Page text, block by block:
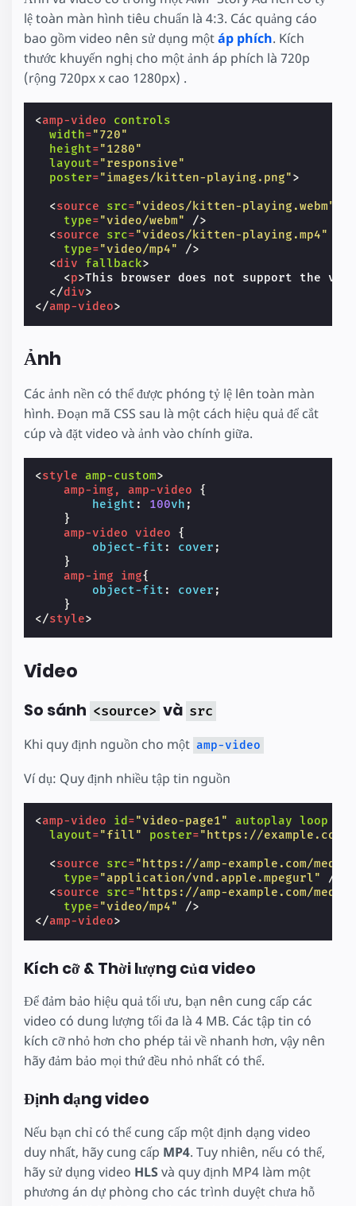
lệ toàn màn hình tiêu chuẩn là 4:3. Các quảng cáo
bao gồm video nên sử dụng mộtáp phích. Kích
thước khuyến nghị cho một ảnh áp phích là 720p
(rộng 720px x cao 1280px) .
<amp-video
controls
width="720"
height="1280"
layout="responsive"
poster="images/kitten-playing.png">
<source src="videos/kitten-playing.webm"
type="video/webm"
/>
<source src="videos/kitten-playing.mp4"
type="video/mp4"
/>
<div fallback>
<p>This browser does not support the
</div>
</amp-video>
Ảnh
Các ảnh nền có thể được phóng tỷ lệ lên toàn màn
hình. Đoạn mã CSS sau là một cách hiệu quả để cắt
cúp và đặt video và ảnh vào chính giữa.
<style amp-custom>
amp-img , amp-video
{
height : 100vh ;
}
amp-video
video
{
object-fit : cover ;
}
amp-img
img{
object-fit : cover ;
}
</style>
Video
So sánh <source> và src
Khi quy định nguồn cho một amp-video
Ví dụ: Quy định nhiều tập tin nguồn
<amp-video id ="video-page1" autoplay
loop
layout="fill" poster="https://example.com/
<source src="https://amp-example.com/media/
type="application/vnd.apple.mpegurl"
/>
<source src="https://amp-example.com/
type="video/mp4"
/>
</amp-video>
Kích cỡ & Thời lượng của video
Để đảm bảo hiệu quả tối ưu, bạn nên cung cấp các
video có dung lượng tối đa là 4 MB. Các tập tin có
kích cỡ nhỏ hơn cho phép tải về nhanh hơn, vậy nên
hãy đảm bảo mọi thứ đều nhỏ nhất có thể.
Định dạng video
Nếu bạn chỉ có thể cung cấp một định dạng video
duy nhất, hãy cung cấp MP4. Tuy nhiên, nếu có thể,
hãy sử dụng video HLSvà quy định MP4 làm một
phương án dự phòng cho các trình duyệt chưa hỗ